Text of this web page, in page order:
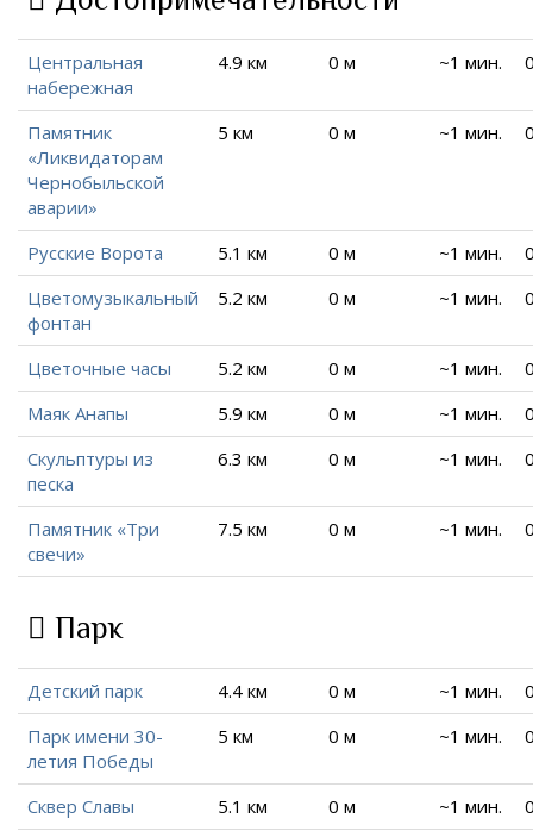
Центральная
набережная
4.9 км 0 м ~1 мин.
Памятник
«Ликвидаторам
Чернобыльской
аварии»
5 км 0 м ~1 мин.
Русские Ворота 5.1 км 0 м ~1 мин.
Цветомузыкальный
фонтан
5.2 км 0 м ~1 мин.
Цветочные часы 5.2 км 0 м ~1 мин.
Маяк Анапы
5.9 км 0 м ~1 мин.
Скульптуры из
песка
6.3 км 0 м ~1 мин.
Памятник «Три
свечи»
7.5 км 0 м ~1 мин.
Парк
Детский парк 4.4 км 0 м ~1 мин.
Парк имени 30-
летия Победы
5 км 0 м ~1 мин.
Сквер Славы 5.1 км 0 м ~1 мин.